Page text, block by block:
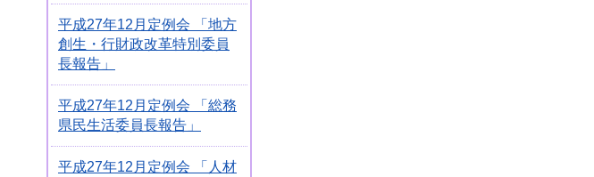
平成27年12月定例会 「地方
創生・行財政改革特別委員
長報告」
平成27年12月定例会 「総務
県民生活委員長報告」
平成27年12月定例会 「人材